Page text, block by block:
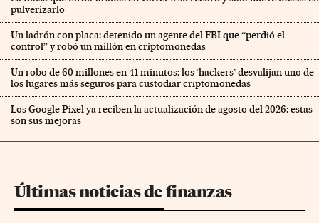
pulverizarlo
Un ladrón con placa: detenido un agente del FBI que “perdió el
control” y robó un millón en criptomonedas
Un robo de 60 millones en 41 minutos: los ‘hackers’ desvalijan uno de
los lugares más seguros para custodiar criptomonedas
Los Google Pixel ya reciben la actualización de agosto del 2026: estas
son sus mejoras
Últimas noticias de finanzas